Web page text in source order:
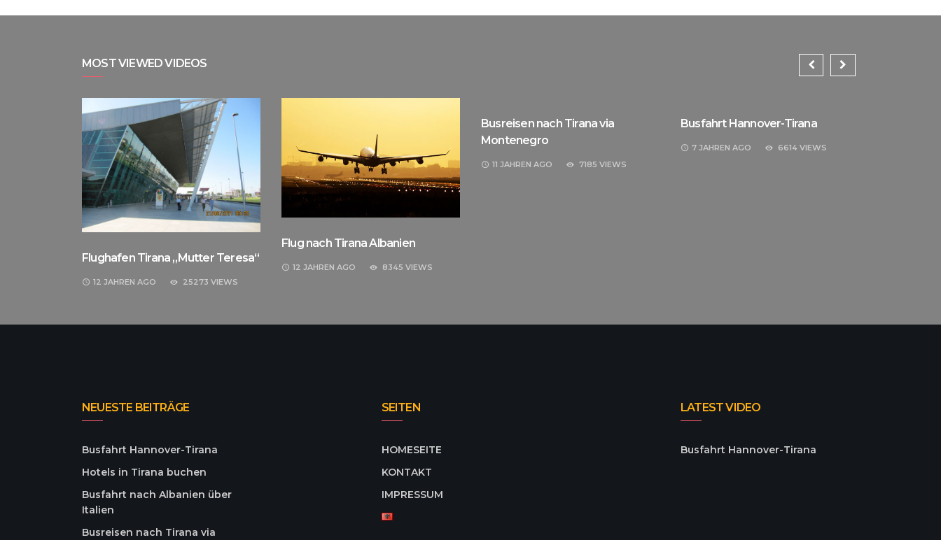
MOST VIEWED VIDEOS
Flughafen Tirana „Mutter Teresa“
12 JAHREN AGO 25273 VIEWS
Flug nach Tirana Albanien
12 JAHREN AGO 8345 VIEWS
Busreisen nach Tirana via
Montenegro
11 JAHREN AGO 7185 VIEWS
Busfahrt Hannover-Tirana
7 JAHREN AGO 6614 VIEWS
NEUESTE BEITRÄGE
Busfahrt Hannover-Tirana
Hotels in Tirana buchen
Busfahrt nach Albanien über
Italien
Busreisen nach Tirana via
SEITEN
HOMESEITE
KONTAKT
IMPRESSUM
LATEST VIDEO
Busfahrt Hannover-Tirana